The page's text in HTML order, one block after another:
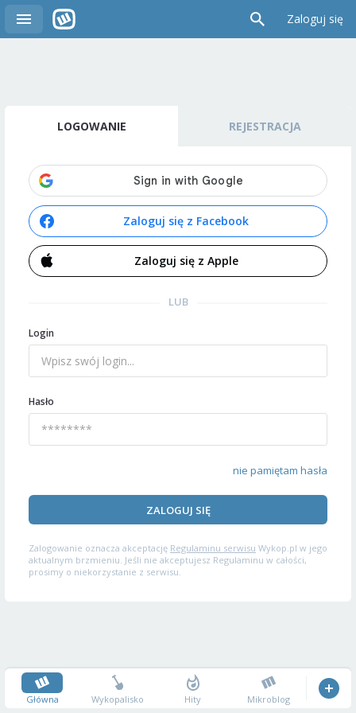
Zaloguj się
LOGOWANIE REJESTRACJA
Zaloguj się z Facebook
Zaloguj się z Apple
LUB
Login
Hasło
nie pamiętam hasła
ZALOGUJ SIĘ
Zalogowanie oznacza akceptację Regulaminu serwisu Wykop.pl w jego
aktualnym brzmieniu. Jeśli nie akceptujesz Regulaminu w całości,
prosimy o niekorzystanie z serwisu.
Główna Wykopalisko Hity Mikroblog